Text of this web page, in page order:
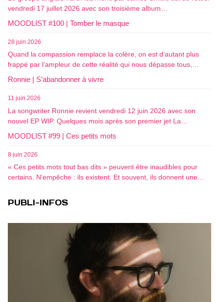
vendredi 17 juillet 2026 avec son troisième album…
MOODLIST #100 | Tomber le masque
28 juin 2026
Quand la compassion remplace la colère, on est d’autant plus
frappé par l’ampleur de cette réalité qui nous dépasse tous,…
Ronnie | S’abandonner à vivre
11 juin 2026
La songwriter Ronnie revient vendredi 12 juin 2026 avec son
nouvel EP WIP. Quelques mois après son premier jet La…
MOODLIST #99 | Ces petits mots
8 juin 2026
« Ces petits mots tout bas dits » peuvent être inaudibles pour
certains. N’empêche : ils existent. Et souvent, ils donnent une…
PUBLI-INFOS